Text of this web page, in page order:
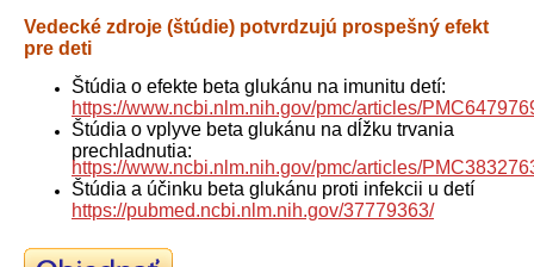
Vedecké zdroje (štúdie) potvrdzujú prospešný efekt
pre deti
Štúdia o efekte beta glukánu na imunitu detí:
https://www.ncbi.nlm.nih.gov/pmc/articles/
Štúdia o vplyve beta glukánu na dĺžku trvania
prechladnutia:
https://www.ncbi.nlm.nih.gov/pmc/articles/
Štúdia a účinku beta glukánu proti infekcii u detí
https://pubmed.ncbi.nlm.nih.gov/37779363/